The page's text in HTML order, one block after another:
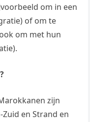
om in een
of om te
om met hun
zijn
en Strand en